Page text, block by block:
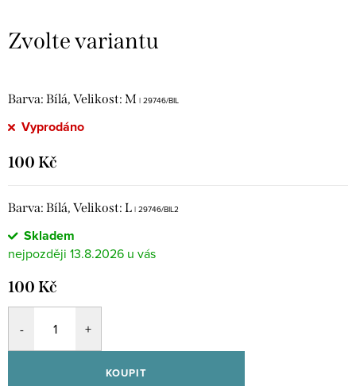
Barva: Bílá, Velikost: M | 29746/BIL
Vyprodáno
100 Kč
Barva: Bílá, Velikost: L | 29746/BIL2
Skladem
13.8.2026
100 Kč
KOUPIT